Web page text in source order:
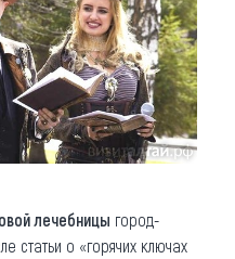
лечебницы город-
статьи о «горячих ключах